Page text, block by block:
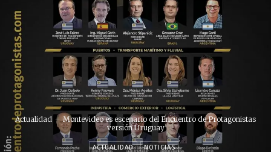
Actualidad
Montevideo es escenario del Encuentro de Protagonistas
versión Uruguay
ACTUALIDAD NOTICIAS